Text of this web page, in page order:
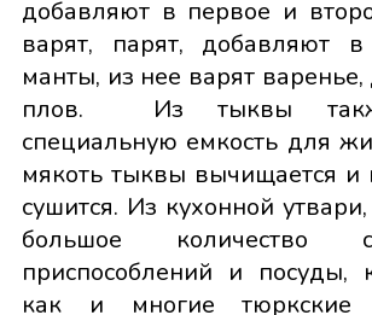
добавляют в первое и
варят, парят, добавляют
манты, из нее варят
плов. Из тыквы
специальную емкость для
мякоть тыквы вычищается и
сушится. Из кухонной
большое количество
приспособлений и посуды,
как и многие тюркские